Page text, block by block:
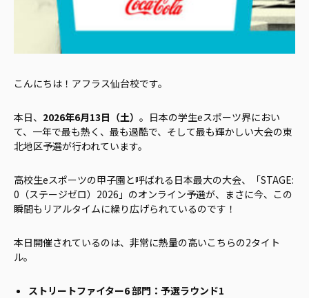
こんにちは！アフラス仙台校です。
本日、 2026年6月13日（土） 。日本の学生eスポーツ界におい
て、一年で最も熱く、最も過酷で、そして最も輝かしい大会の東
北地区予選が行われています。
高校生eスポーツの甲子園と呼ばれる日本最大の大会、「STAGE:
0（ステージゼロ）2026」のオンライン予選が、まさに今、この
瞬間もリアルタイムに繰り広げられているのです！
本日開催されているのは、非常に熱量の高いこちらの2タイト
ル。
ストリートファイター6 部門：予選ラウンド1